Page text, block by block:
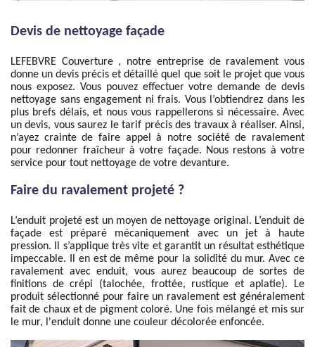
Devis de nettoyage façade
LEFEBVRE Couverture , notre entreprise de ravalement vous
donne un devis précis et détaillé quel que soit le projet que vous
nous exposez. Vous pouvez effectuer votre demande de devis
nettoyage sans engagement ni frais. Vous l’obtiendrez dans les
plus brefs délais, et nous vous rappellerons si nécessaire. Avec
un devis, vous saurez le tarif précis des travaux à réaliser. Ainsi,
n’ayez crainte de faire appel à notre société de ravalement
pour redonner fraîcheur à votre façade. Nous restons à votre
service pour tout nettoyage de votre devanture.
Faire du ravalement projeté ?
L’enduit projeté est un moyen de nettoyage original. L’enduit de
façade est préparé mécaniquement avec un jet à haute
pression. Il s’applique très vite et garantit un résultat esthétique
impeccable. Il en est de même pour la solidité du mur. Avec ce
ravalement avec enduit, vous aurez beaucoup de sortes de
finitions de crépi (talochée, frottée, rustique et aplatie). Le
produit sélectionné pour faire un ravalement est généralement
fait de chaux et de pigment coloré. Une fois mélangé et mis sur
le mur, l'enduit donne une couleur décolorée enfoncée.